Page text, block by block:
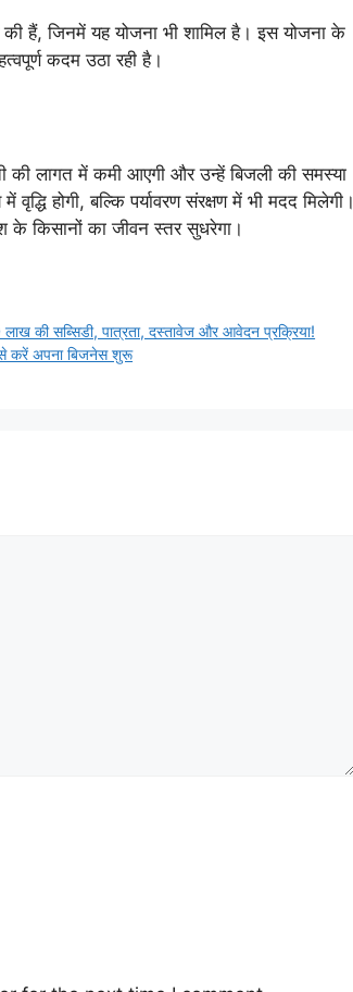
हैं, जिनमें यह योजना भी शामिल है। इस योजना के
कदम उठा रही है।
की लागत में कमी आएगी और उन्हें बिजली की समस्या
होगी, बल्कि पर्यावरण संरक्षण में भी मदद मिलेगी।
के किसानों का जीवन स्तर सुधरेगा।
सब्सिडी, पात्रता, दस्तावेज और आवेदन प्रक्रिया!
करें अपना बिजनेस शुरू